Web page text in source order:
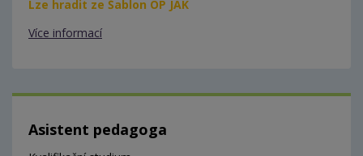
Lze hradit ze Šablon OP JAK
Více informací
Asistent pedagoga